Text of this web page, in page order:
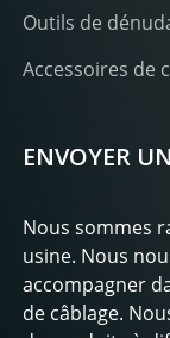
Outils de
Accessoires de
ENVOYER
Nous sommes
usine. Nous
accompagner
de câblage.